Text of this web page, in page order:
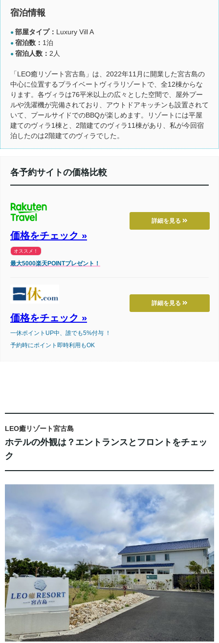
宿泊情報
● 部屋タイプ： Luxury Vill A
● 宿泊数： 1泊
● 宿泊人数： 2人
「LEO癒リゾート宮古島」は、2022年11月に開業した宮古島の
中心に位置するプライベートヴィラリゾートで、全12棟からな
ります。各ヴィラは76平米以上の広々とした空間で、屋外プー
ルや洗濯機が完備されており、アウトドアキッチンも設置されて
いて、プールサイドでのBBQが楽しめます。リゾートには平屋
建てのヴィラ1棟と、2階建てのヴィラ11棟があり、私が今回宿
泊したのは2階建てのヴィラでした。
各予約サイトの価格比較
詳細を見る
価格をチェック »
オススメ！
最大5000楽天POINTプレゼント！
詳細を見る
価格をチェック »
一休ポイントUP中、誰でも5%付与 ！
予約時にポイント即時利用もOK
LEO癒リゾート宮古島
ホテルの外観は？エントランスとフロントをチェッ
ク